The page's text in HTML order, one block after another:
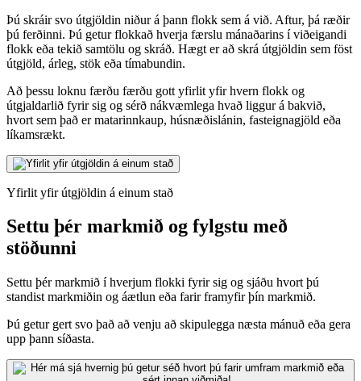
Þú skráir svo útgjöldin niður á þann flokk sem á við. Aftur, þá ræðir
þú ferðinni. Þú getur flokkað hverja færslu mánaðarins í viðeigandi
flokk eða tekið samtölu og skráð. Hægt er að skrá útgjöldin sem föst
útgjöld, árleg, stök eða tímabundin.
Að þessu loknu færðu færðu gott yfirlit yfir hvern flokk og
útgjaldarlið fyrir sig og sérð nákvæmlega hvað liggur á bakvið,
hvort sem það er matarinnkaup, húsnæðislánin, fasteignagjöld eða
líkamsrækt.
Yfirlit yfir útgjöldin á einum stað
Settu þér markmið og fylgstu með
stöðunni
Settu þér markmið í hverjum flokki fyrir sig og sjáðu hvort þú
standist markmiðin og áætlun eða farir framyfir þín markmið.
Þú getur gert svo það að venju að skipulegga næsta mánuð eða gera
upp þann síðasta.